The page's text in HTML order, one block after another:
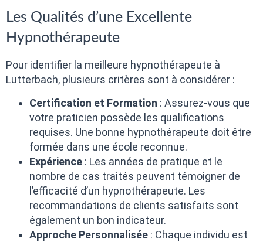
Les Qualités d’une Excellente
Hypnothérapeute
Pour identifier la meilleure hypnothérapeute à
Lutterbach, plusieurs critères sont à considérer :
Certification et Formation : Assurez-vous que
votre praticien possède les qualifications
requises. Une bonne hypnothérapeute doit être
formée dans une école reconnue.
Expérience : Les années de pratique et le
nombre de cas traités peuvent témoigner de
l’efficacité d’un hypnothérapeute. Les
recommandations de clients satisfaits sont
également un bon indicateur.
Approche Personnalisée : Chaque individu est